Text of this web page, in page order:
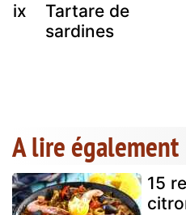
Tartare de
sardines
A lire également
15